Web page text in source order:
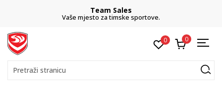
Team Sales
Vaše mjesto za timske sportove.
0 0
Pretraži stranicu